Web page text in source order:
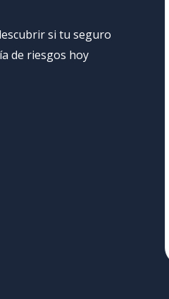
si tu seguro
de riesgos hoy